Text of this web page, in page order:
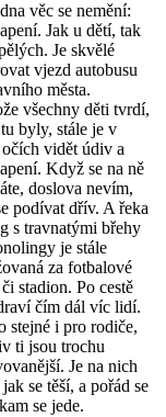
věc se nemění:
Jak u dětí, tak
Je skvělé
vjezd autobusu
města.
všechny děti tvrdí,
byly, stále je v
vidět údiv a
Když se na ně
doslova nevím,
podívat dřív. A řeka
s travnatými břehy
je stále
za fotbalové
stadion. Po cestě
čím dál víc lidí.
stejné i pro rodiče,
ti jsou trochu
Je na nich
se těší, a pořád se
se jede.